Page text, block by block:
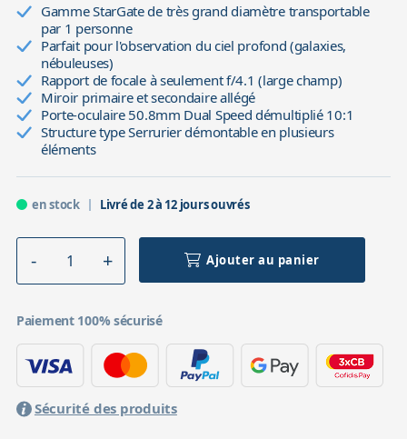
Gamme StarGate de très grand diamètre transportable
par 1 personne
Parfait pour l'observation du ciel profond (galaxies,
nébuleuses)
Rapport de focale à seulement f/4.1 (large champ)
Miroir primaire et secondaire allégé
Porte-oculaire 50.8mm Dual Speed démultiplié 10:1
Structure type Serrurier démontable en plusieurs
éléments
en stock Livré de 2 à 12 jours ouvrés
Ajouter au panier
Paiement 100% sécurisé
Sécurité des produits